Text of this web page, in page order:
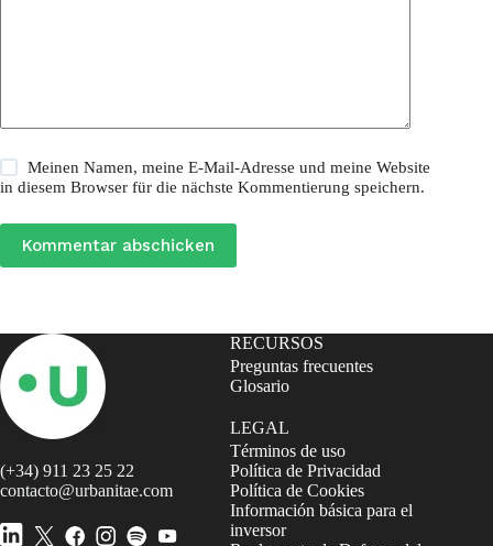
Meinen Namen, meine E-Mail-Adresse und meine Website
in diesem Browser für die nächste Kommentierung speichern.
Kommentar abschicken
(+34) 911 23 25 22
contacto@urbanitae.com
RECURSOS
Preguntas frecuentes
Glosario
LEGAL
Términos de uso
Política de Privacidad
Política de Cookies
Información básica para el
inversor